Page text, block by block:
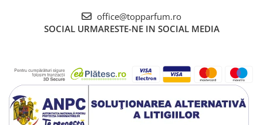
office@topparfum.ro
SOCIAL URMARESTE-NE IN SOCIAL MEDIA